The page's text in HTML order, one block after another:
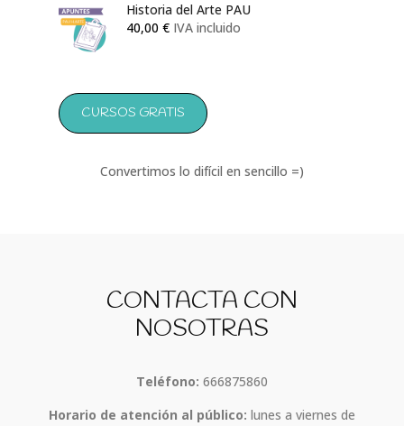
Historia del Arte PAU
40,00 € IVA incluido
CURSOS GRATIS
Convertimos lo difícil en sencillo =)
CONTACTA CON
NOSOTRAS
Teléfono: 666875860
Horario de atención al público: lunes a viernes de